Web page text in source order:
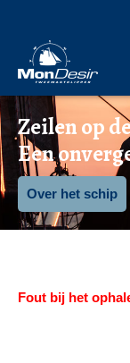
Zeilen op
Een
Over het schip
Fout bij het